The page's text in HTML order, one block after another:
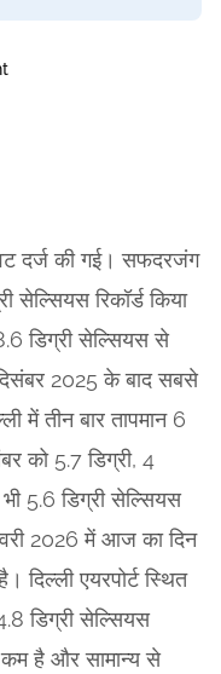
दर्ज की गई। सफदरजंग
सेल्सियस रिकॉर्ड किया
डिग्री सेल्सियस से
2025 के बाद सबसे
में तीन बार तापमान 6
को 5.7 डिग्री, 4
5.6 डिग्री सेल्सियस
2026 में आज का दिन
एयरपोर्ट स्थित
डिग्री सेल्सियस
कम है और सामान्य से